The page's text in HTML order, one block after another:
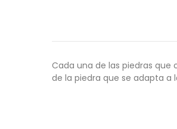
Cada una de las piedras
de la piedra que se adapta a